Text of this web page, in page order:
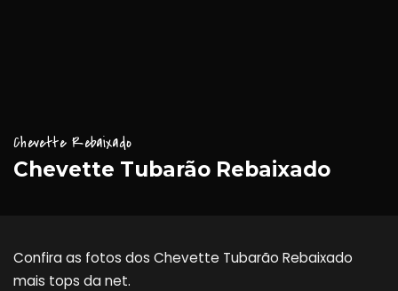
Chevette Rebaixado
Chevette Tubarão Rebaixado
Confira as fotos dos Chevette Tubarão Rebaixado
mais tops da net.